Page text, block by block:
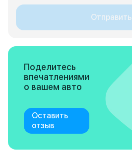
Отправить
Поделитесь
впечатлениями
о вашем авто
Оставить
отзыв